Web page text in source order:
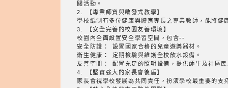
關活動。
2. 【專業師資與啟發式教學】
學校編制有多位健康與體育專長之專業教師，能將
3. 【安全完善的校園友善環境】
校園內全面設置安全學習空間，包含--
安全防護： 設置國家合格的兒童遊樂器材。
衛生健康： 定期檢驗與維護全校飲水設備。
友善空間： 配置充足的照明設備，提供師生及社區
4. 【堅實強大的家長會後盾】
家長會視學校發展為共同責任，扮演學校最重要的